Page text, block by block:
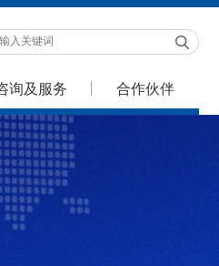
询及服务 合作伙伴